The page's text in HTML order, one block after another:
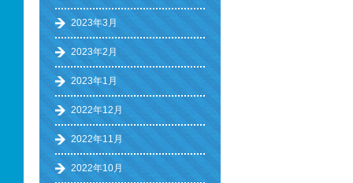
2023年3月
2023年2月
2023年1月
2022年12月
2022年11月
2022年10月